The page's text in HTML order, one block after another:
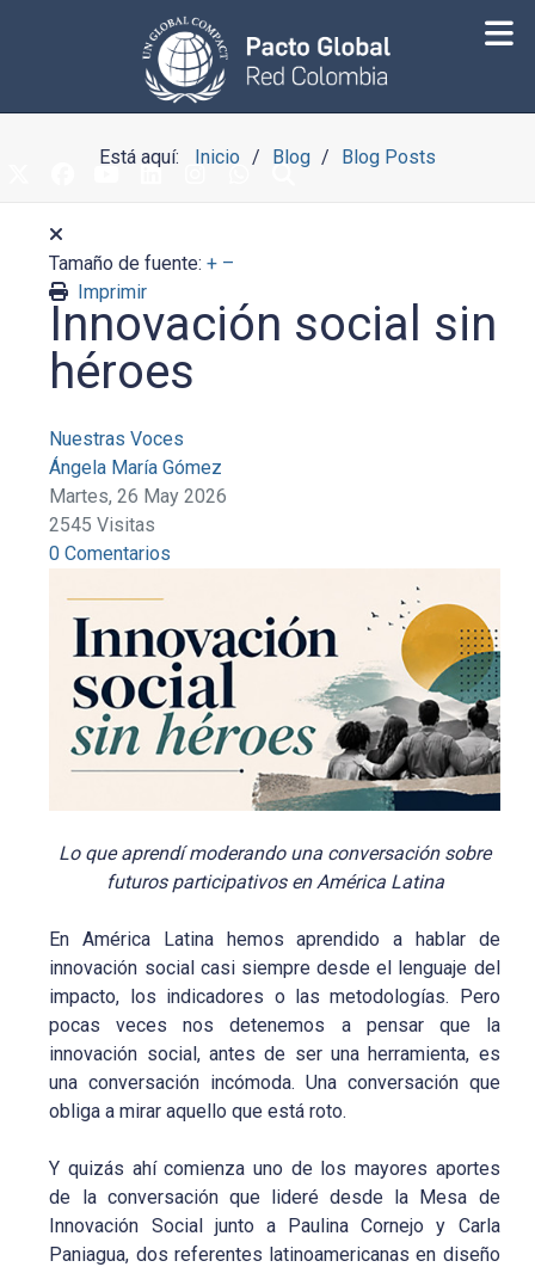
Está aquí: Inicio Blog Blog Posts
Tamaño de fuente: + –
Imprimir
Innovación social sin
héroes
Nuestras Voces
Ángela María Gómez
Martes, 26 May 2026
2545 Visitas
0 Comentarios
Lo que aprendí moderando una conversación sobre
futuros participativos en América Latina
En América Latina hemos aprendido a hablar de
innovación social casi siempre desde el lenguaje del
impacto, los indicadores o las metodologías. Pero
pocas veces nos detenemos a pensar que la
innovación social, antes de ser una herramienta, es
una conversación incómoda. Una conversación que
obliga a mirar aquello que está roto.
Y quizás ahí comienza uno de los mayores aportes
de la conversación que lideré desde la Mesa de
Innovación Social junto a Paulina Cornejo y Carla
Paniagua, dos referentes latinoamericanas en diseño